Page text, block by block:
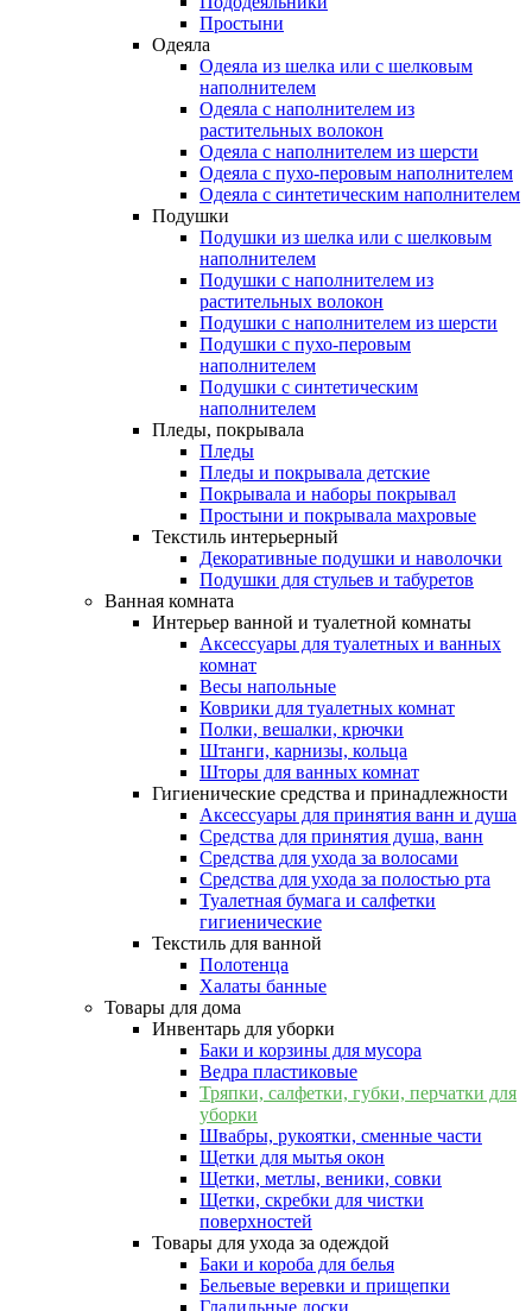
Простыни
Одеяла
Одеяла из шелка или с шелковым
наполнителем
Одеяла с наполнителем из
растительных волокон
Одеяла с наполнителем из шерсти
Одеяла с пухо-перовым наполнителем
Одеяла с синтетическим наполнителем
Подушки
Подушки из шелка или с шелковым
наполнителем
Подушки с наполнителем из
растительных волокон
Подушки с наполнителем из шерсти
Подушки с пухо-перовым
наполнителем
Подушки с синтетическим
наполнителем
Пледы, покрывала
Пледы
Пледы и покрывала детские
Покрывала и наборы покрывал
Простыни и покрывала махровые
Текстиль интерьерный
Декоративные подушки и наволочки
Подушки для стульев и табуретов
Ванная комната
Интерьер ванной и туалетной комнаты
Аксессуары для туалетных и ванных
комнат
Весы напольные
Коврики для туалетных комнат
Полки, вешалки, крючки
Штанги, карнизы, кольца
Шторы для ванных комнат
Гигиенические средства и принадлежности
Аксессуары для принятия ванн и душа
Средства для принятия душа, ванн
Средства для ухода за волосами
Средства для ухода за полостью рта
Туалетная бумага и салфетки
гигиенические
Текстиль для ванной
Полотенца
Халаты банные
Товары для дома
Инвентарь для уборки
Баки и корзины для мусора
Ведра пластиковые
Тряпки, салфетки, губки, перчатки для
уборки
Швабры, рукоятки, сменные части
Щетки для мытья окон
Щетки, метлы, веники, совки
Щетки, скребки для чистки
поверхностей
Товары для ухода за одеждой
Баки и короба для белья
Бельевые веревки и прищепки
Гладильные доски